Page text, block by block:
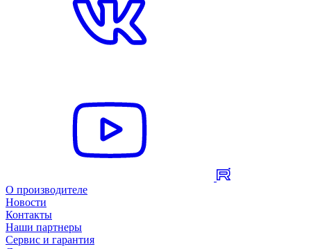
О производителе
Новости
Контакты
Наши партнеры
Сервис и гарантия